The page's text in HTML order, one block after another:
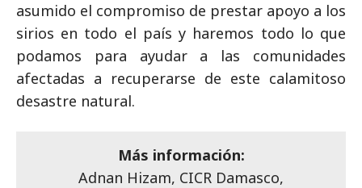
asumido el compromiso de prestar apoyo a los
sirios en todo el país y haremos todo lo que
podamos para ayudar a las comunidades
afectadas a recuperarse de este calamitoso
desastre natural.
Más información:
Adnan Hizam, CICR Damasco,